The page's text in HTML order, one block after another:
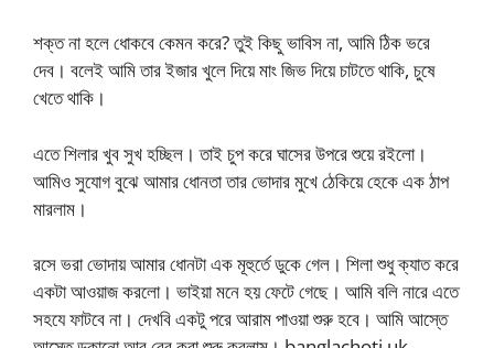
শক্ত না হলে ধোকবে কেমন করে? তুই কিছু ভাবিস না, আমি ঠিক ভরে
দেব। বলেই আমি তার ইজার খুলে দিয়ে মাং জিভ দিয়ে চাটতে থাকি, চুষে
খেতে থাকি।
এতে শিলার খুব সুখ হচ্ছিল। তাই চুপ করে ঘাসের উপরে শুয়ে রইলো।
আমিও সুযোগ বুঝে আমার ধোনতা তার ভোদার মুখে ঠেকিয়ে হেকে এক ঠাপ
মারলাম।
রসে ভরা ভোদায় আমার ধোনটা এক মূহুর্তে ডুকে গেল। শিলা শুধু ক্যাত করে
একটা আওয়াজ করলো। ভাইয়া মনে হয় ফেটে গেছে। আমি বলি নারে এতে
সহযে ফাটবে না। দেখবি একটু পরে আরাম পাওয়া শুরু হবে। আমি আস্তে